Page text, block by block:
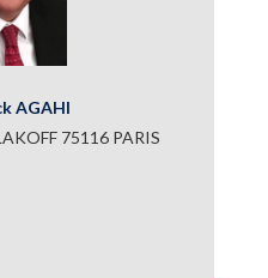
AGAHI
75116 PARIS